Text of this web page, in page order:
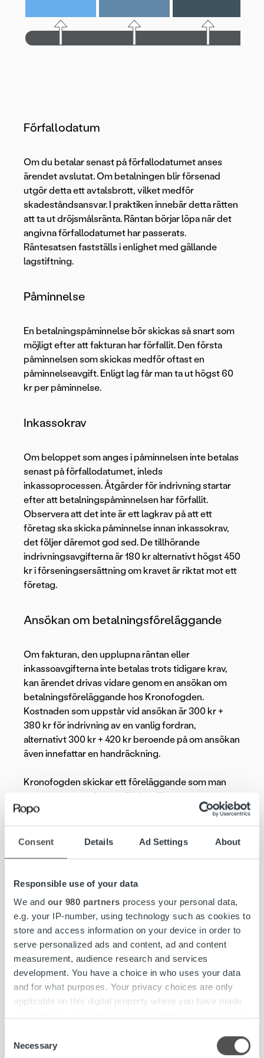
Consent Details Ad Settings About
Responsible use of your data
We and our 980 partners process your personal data,
e.g. your IP-number, using technology such as cookies to
store and access information on your device in order to
serve personalized ads and content, ad and content
measurement, audience research and services
development. You have a choice in who uses your data
and for what purposes. Your privacy choices are only
applicable on this digital property where you have made
the Privacy trigger icon.
Selection
Necessary
Förfallodatum
Om du betalar senast på förfallodatumet anses
ärendet avslutat. Om betalningen blir försenad
utgör detta ett avtalsbrott, vilket medför
skadeståndsansvar. I praktiken innebär detta rätten
att ta ut dröjsmålsränta. Räntan börjar löpa när det
angivna förfallodatumet har passerats.
Räntesatsen fastställs i enlighet med gällande
lagstiftning.
Påminnelse
En betalningspåminnelse bör skickas så snart som
möjligt efter att fakturan har förfallit. Den första
påminnelsen som skickas medför oftast en
påminnelseavgift. Enligt lag får man ta ut högst 60
kr per påminnelse.
Inkassokrav
Om beloppet som anges i påminnelsen inte betalas
senast på förfallodatumet, inleds
inkassoprocessen. Åtgärder för indrivning startar
efter att betalningspåminnelsen har förfallit.
Observera att det inte är ett lagkrav på att ett
företag ska skicka påminnelse innan inkassokrav,
det följer däremot god sed. De tillhörande
indrivningsavgifterna är 180 kr alternativt högst 450
kr i förseningsersättning om kravet är riktat mot ett
företag.
Ansökan om betalningsföreläggande
Om fakturan, den upplupna räntan eller
inkassoavgifterna inte betalas trots tidigare krav,
kan ärendet drivas vidare genom en ansökan om
betalningsföreläggande hos Kronofogden.
Kostnaden som uppstår vid ansökan är 300 kr +
380 kr för indrivning av en vanlig fordran,
alternativt 300 kr + 420 kr beroende på om ansökan
även innefattar en handräckning.
Kronofogden skickar ett föreläggande som man
som mottagare ska ta ställning till genom att
signera delgivningen. Du har 10 dagar på dig från
delgivningsdatum att betala skulden för att inte
riskera en betalningsanmärkning.
lämna ett bestridande enligt de givna
Observera att ärendet inte får drivas via den
summariska pricessen och skickas till Kronofogden
om ert bestridande nått oss innan inkassokravets
förfallodatum. I det fallet behäver skulden faställas
i tingsrätt alternativt betalas genom en förlikning.